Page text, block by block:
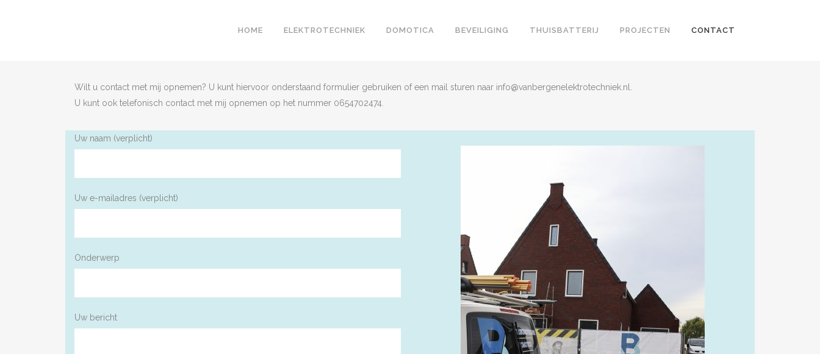
HOME ELEKTROTECHNIEK DOMOTICA BEVEILIGING THUISBATTERIJ PROJECTEN CONTACT
Wilt u contact met mij opnemen? U kunt hiervoor onderstaand formulier gebruiken of een mail sturen naar info@vanbergenelektrotechniek.nl.
U kunt ook telefonisch contact met mij opnemen op het nummer 0654702474.
Uw naam (verplicht)
Uw e-mailadres (verplicht)
Onderwerp
Uw bericht